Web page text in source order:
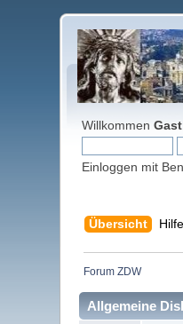
WillkommenGast
Einloggen mit
Übersicht Hilfe
Forum ZDW
Allgemeine